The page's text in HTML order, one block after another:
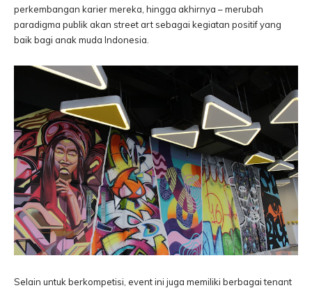
perkembangan karier mereka, hingga akhirnya – merubah
paradigma publik akan street art sebagai kegiatan positif yang
baik bagi anak muda Indonesia.
Selain untuk berkompetisi, event ini juga memiliki berbagai tenant